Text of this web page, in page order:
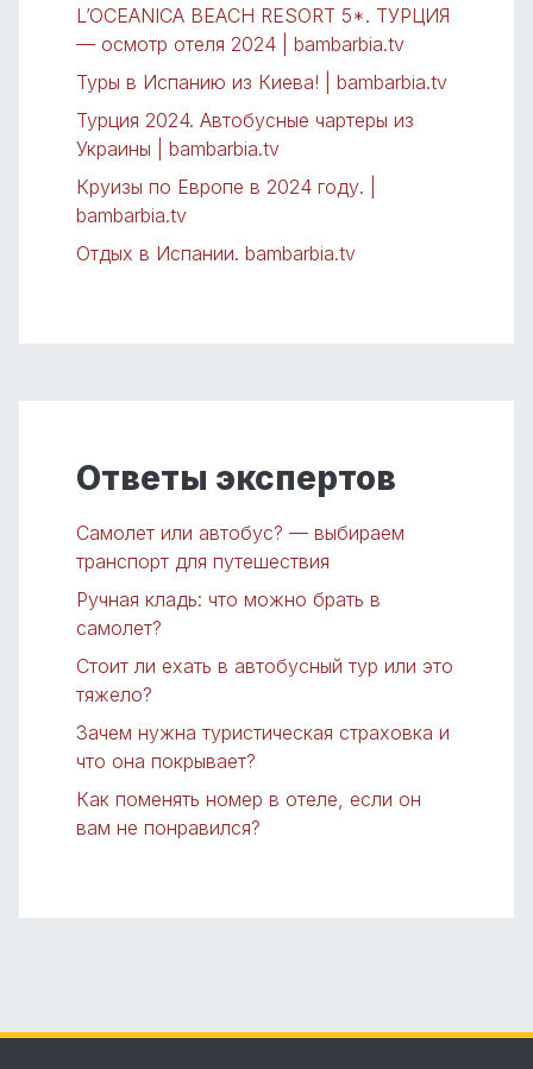
L’OCEANICA BEACH RESORT 5*. ТУРЦИЯ
— осмотр отеля 2024 | bambarbia.tv
Туры в Испанию из Киева! | bambarbia.tv
Турция 2024. Автобусные чартеры из
Украины | bambarbia.tv
Круизы по Европе в 2024 году. |
bambarbia.tv
Отдых в Испании. bambarbia.tv
Ответы экспертов
Самолет или автобус? — выбираем
транспорт для путешествия
Ручная кладь: что можно брать в
самолет?
Стоит ли ехать в автобусный тур или это
тяжело?
Зачем нужна туристическая страховка и
что она покрывает?
Как поменять номер в отеле, если он
вам не понравился?